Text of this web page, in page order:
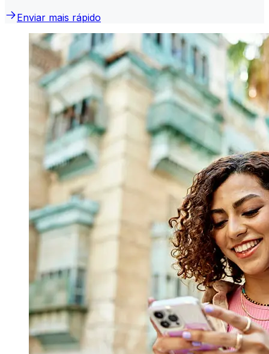
Enviar mais rápido